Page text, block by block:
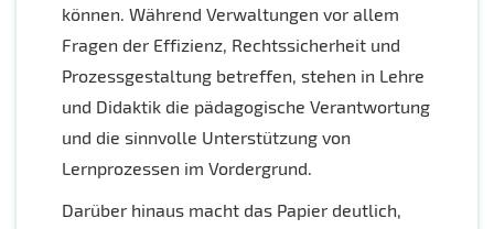
können. Während Verwaltungen vor allem
Fragen der Effizienz, Rechtssicherheit und
Prozessgestaltung betreffen, stehen in Lehre
und Didaktik die pädagogische Verantwortung
und die sinnvolle Unterstützung von
Lernprozessen im Vordergrund.
Darüber hinaus macht das Papier deutlich,